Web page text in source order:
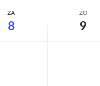
ZA
8
ZO
9